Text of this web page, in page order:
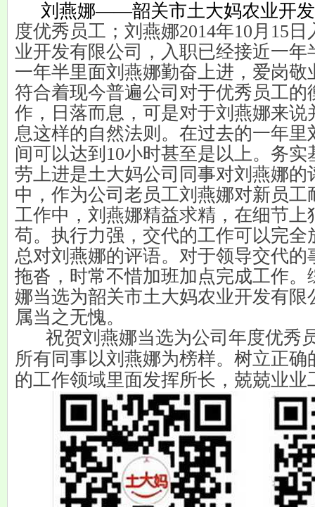
刘燕娜——韶关市土大妈农业开
度优秀员工；刘燕娜2014年10月 15 日
业开发有限公司，入职已经接近一
一年半里面刘燕娜勤奋上进，爱岗
符合着现今普遍公司对于优秀员工的
作，日落而息，可是对于刘燕娜来说
息这样的自然法则。在过去的一年
间可以达到 10小时甚至是以上。务实
劳上进是土大妈公司同事对刘燕娜的
中，作为公司老员工刘燕娜对新员
工作中，刘燕娜精益求精，在细节上
苟。执行力强，交代的工作可以完全
总对刘燕娜的评语。对于领导交代
拖沓，时常不惜加班加点完成工作。
娜当选为韶关市土大妈农业开发有限
属当之无愧。
祝贺刘燕娜当选为公司年度优秀
所有同事以刘燕娜为榜样。树立正
的工作领域里面发挥所长，兢兢业业